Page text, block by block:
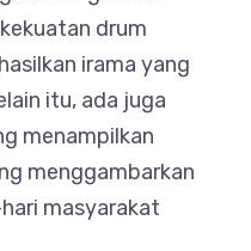
drum
irama yang
itu, ada juga
menampilkan
menggambarkan
masyarakat